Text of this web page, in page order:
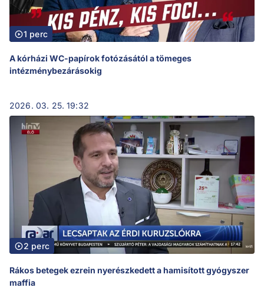
1 perc
A kórházi WC-papírok fotózásától a tömeges
intézménybezárásokig
2026. 03. 25. 19:32
2 perc
Rákos betegek ezrein nyerészkedett a hamisított gyógyszer
maffia